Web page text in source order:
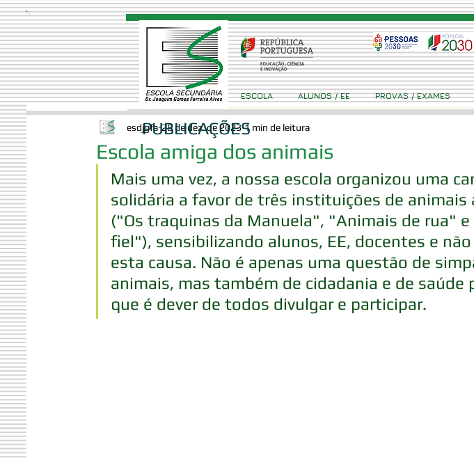
Escola amiga dos animais
esdjgfa 28 de dez. de 2023 1 min de leitura
Mais uma vez, a nossa escola organizou uma
solidária a favor de três instituições de animais
("Os traquinas da Manuela", "Animais de rua"
fiel"), sensibilizando alunos, EE, docentes e
esta causa. Não é apenas uma questão de
animais, mas também de cidadania e de saúde
que é dever de todos divulgar e participar.
PUBLICAÇÕES
ESCOLA ALUNOS / EE PROVAS / EXAMES